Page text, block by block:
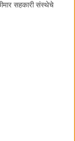
सहकारी संस्थेचे